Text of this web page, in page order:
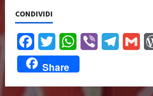
CONDIVIDI
FacebookTwitter WhatsApp
Viber Telegram
Share